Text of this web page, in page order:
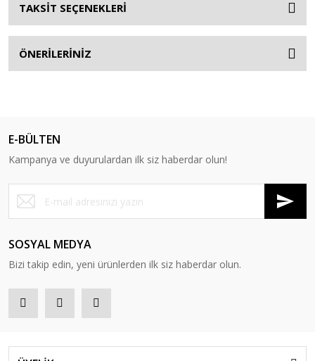
TAKSİT SEÇENEKLERİ
ÖNERİLERİNİZ
E-BÜLTEN
Kampanya ve duyurulardan ilk siz haberdar olun!
SOSYAL MEDYA
Bizi takip edin, yeni ürünlerden ilk siz haberdar olun.